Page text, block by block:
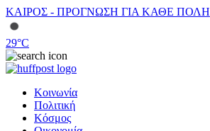
ΚΑΙΡΟΣ - ΠΡΟΓΝΩΣΗ ΓΙΑ ΚΑΘΕ ΠΟΛΗ
29°C
Κοινωνία
Πολιτική
Κόσμος